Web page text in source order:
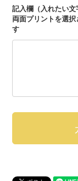
記入欄（入れたい
両面プリントを選
す